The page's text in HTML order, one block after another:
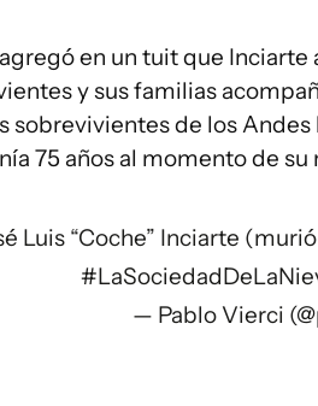
en un tuit que
y sus familias
sobrevivientes de los
75 años al momento de
Luis “Coche” Inciarte
— Pablo Vierci